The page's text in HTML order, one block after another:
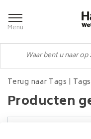
Menu
Terug naar Tags | Tags
Producten